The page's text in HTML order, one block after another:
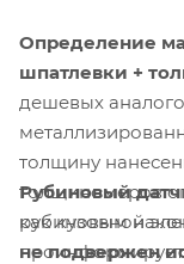
Определение
шпатлевки +
дешевых
толщину
толщиномеров
как кузовной
проинформирует
Рубиновый
рубиновым
не подвержен